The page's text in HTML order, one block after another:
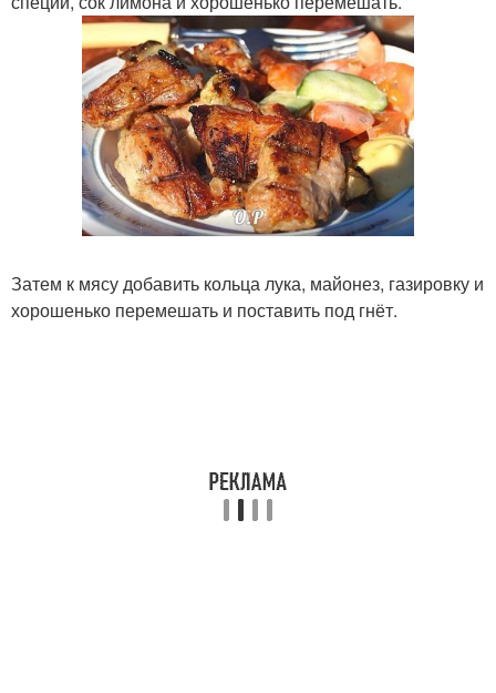
Затем к мясу добавить кольца лука, майонез, газировку и
хорошенько перемешать и поставить под гнёт.